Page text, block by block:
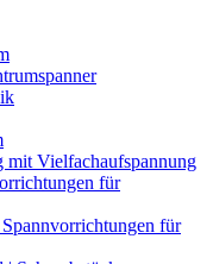
mit Vielfachaufspannung
für
für